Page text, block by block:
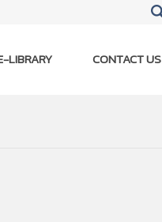
LIBRARY CONTACT US